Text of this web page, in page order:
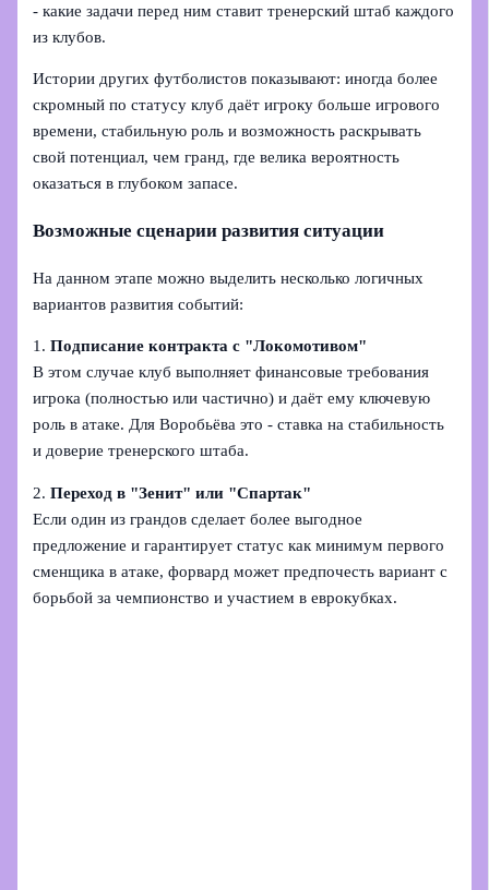
- какие задачи перед ним ставит тренерский штаб каждого
из клубов.
Истории других футболистов показывают: иногда более
скромный по статусу клуб даёт игроку больше игрового
времени, стабильную роль и возможность раскрывать
свой потенциал, чем гранд, где велика вероятность
оказаться в глубоком запасе.
Возможные сценарии развития ситуации
На данном этапе можно выделить несколько логичных
вариантов развития событий:
1.Подписание контракта с "Локомотивом"
В этом случае клуб выполняет финансовые требования
игрока (полностью или частично) и даёт ему ключевую
роль в атаке. Для Воробьёва это - ставка на стабильность
и доверие тренерского штаба.
2.Переход в "Зенит" или "Спартак"
Если один из грандов сделает более выгодное
предложение и гарантирует статус как минимум первого
сменщика в атаке, форвард может предпочесть вариант с
борьбой за чемпионство и участием в еврокубках.